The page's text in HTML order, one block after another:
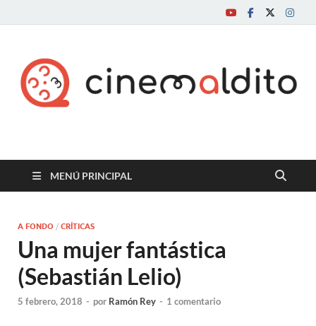
Cine maldito
MENÚ PRINCIPAL
A FONDO / CRÍTICAS
Una mujer fantástica
(Sebastián Lelio)
5 febrero, 2018 - por Ramón Rey - 1 comentario